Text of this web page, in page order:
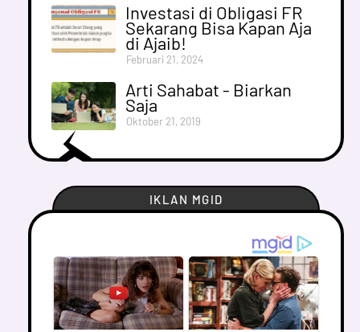
Investasi di Obligasi FR
Sekarang Bisa Kapan Aja
di Ajaib!
Februari 21, 2024
Arti Sahabat - Biarkan
Saja
Oktober 21, 2019
IKLAN MGID